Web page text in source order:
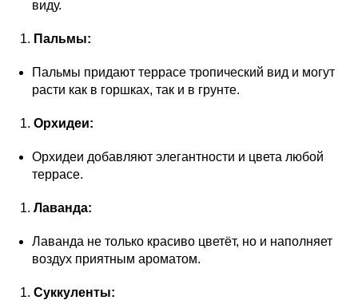
виду.
Пальмы:
Пальмы придают террасе тропический вид и могут
расти как в горшках, так и в грунте.
Орхидеи:
Орхидеи добавляют элегантности и цвета любой
террасе.
Лаванда:
Лаванда не только красиво цветёт, но и наполняет
воздух приятным ароматом.
Суккуленты: